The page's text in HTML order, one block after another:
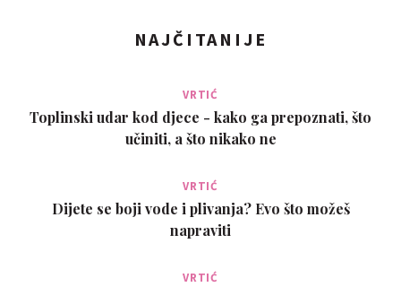
NAJČITANIJE
VRTIĆ
Toplinski udar kod djece - kako ga prepoznati, što
učiniti, a što nikako ne
VRTIĆ
Dijete se boji vode i plivanja? Evo što možeš
napraviti
VRTIĆ